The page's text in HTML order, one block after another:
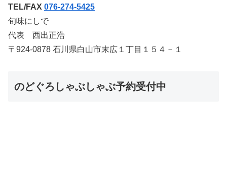
TEL/FAX 076-274-5425
旬味にしで
代表 西出正浩
〒924-0878 石川県白山市末広１丁目１５４－１
のどぐろしゃぶしゃぶ予約受付中